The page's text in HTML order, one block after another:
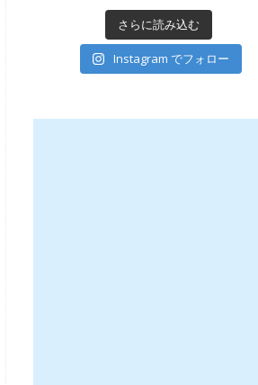
さらに読み込む
Instagram でフォロー